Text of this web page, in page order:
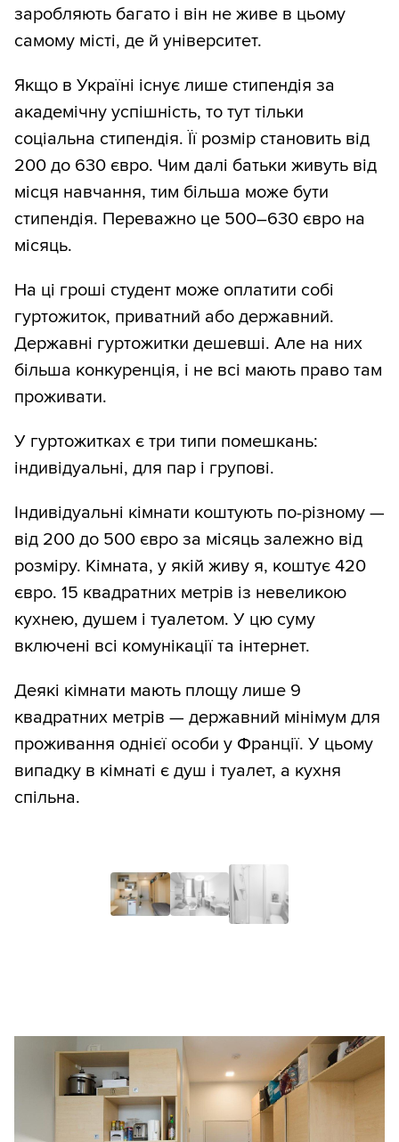
заробляють багато і він не живе в цьому
самому місті, де й університет.
Якщо в Україні існує лише стипендія за
академічну успішність, то тут тільки
соціальна стипендія. Її розмір становить від
200 до 630 євро. Чим далі батьки живуть від
місця навчання, тим більша може бути
стипендія. Переважно це 500–630 євро на
місяць.
На ці гроші студент може оплатити собі
гуртожиток, приватний або державний.
Державні гуртожитки дешевші. Але на них
більша конкуренція, і не всі мають право там
проживати.
У гуртожитках є три типи помешкань:
індивідуальні, для пар і групові.
Індивідуальні кімнати коштують по-різному —
від 200 до 500 євро за місяць залежно від
розміру. Кімната, у якій живу я, коштує 420
євро. 15 квадратних метрів із невеликою
кухнею, душем і туалетом. У цю суму
включені всі комунікації та інтернет.
Деякі кімнати мають площу лише 9
квадратних метрів — державний мінімум для
проживання однієї особи у Франції. У цьому
випадку в кімнаті є душ і туалет, а кухня
спільна.